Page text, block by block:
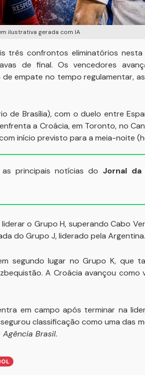
ilustrativa gerada com IA
três confrontos eliminatórios
de final. Os vencedores
empate no tempo regulamentar,
de Brasília), com o duelo entre
a Croácia, em Toronto, no
início previsto para a meia-noite
as principais notícias do Jornal da
o Grupo H, superando Cabo
do Grupo J, liderado pela Argentina.
segundo lugar no Grupo K, que
A Croácia avançou
em campo após terminar na
classificação como uma das
Brasil.